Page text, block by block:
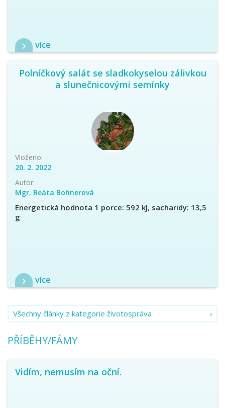
více
Polníčkový salát se sladkokyselou zálivkou
a slunečnicovými semínky
Vloženo:
20. 2. 2022
Autor:
Mgr. Beáta Bohnerová
Energetická hodnota 1 porce: 592 kJ, sacharidy: 13,5
g
více
Všechny články z kategorie životospráva
PŘÍBĚHY/FÁMY
Vidím, nemusím na oční.